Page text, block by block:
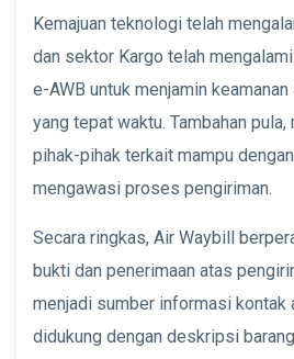
Kemajuan teknologi telah
dan sektor Kargo telah
e-AWB untuk menjamin
yang tepat waktu. Tambahan
pihak-pihak terkait mampu
mengawasi proses pengiriman.
Secara ringkas, Air Waybill
bukti dan penerimaan atas
menjadi sumber informasi kontak
didukung dengan deskripsi